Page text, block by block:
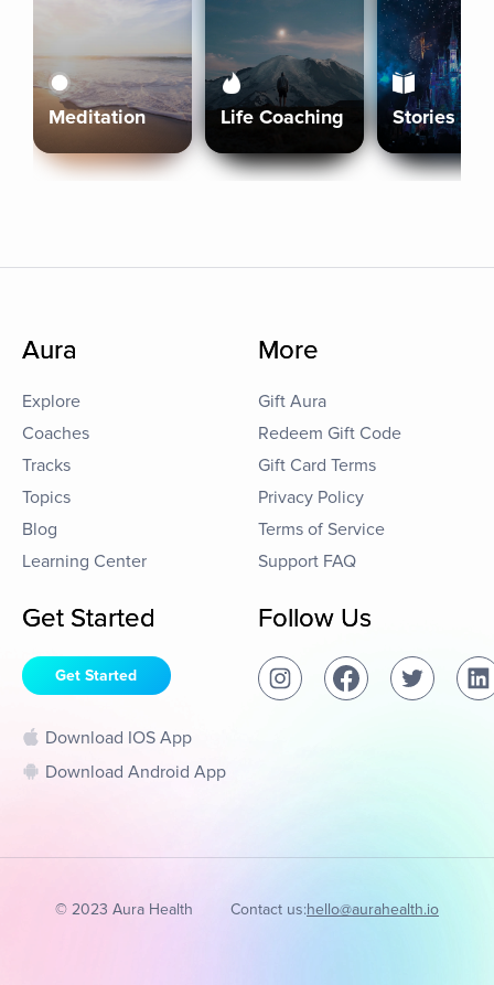
Meditation Life Coaching Stories
Aura
Explore
Coaches
Tracks
Topics
Blog
Learning Center
More
Gift Aura
Redeem Gift Code
Gift Card Terms
Privacy Policy
Terms of Service
Support FAQ
Get Started
Get Started
Download IOS App
Download Android App
Follow Us
© 2023 Aura Health Contact us:hello@aurahealth.io